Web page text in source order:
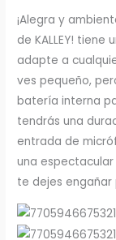
cantidad
¡Alegra y
de KALLEY!
adapte a
ves pequeño,
batería interna
tendrás una
entrada de
una espectacular
te dejes engañar